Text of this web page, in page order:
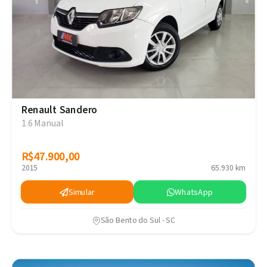
Renault Sandero
1.6 Manual
R$47.900,00
R$47.900,00
2015 65.930 km
Simular WhatsApp
São Bento do Sul - SC